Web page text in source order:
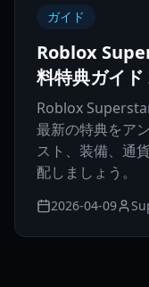
ガイド
Roblox
料特典ガイド
Roblox
最新の特典をア
スト、装備、通
配しましょう。
2026-04-09